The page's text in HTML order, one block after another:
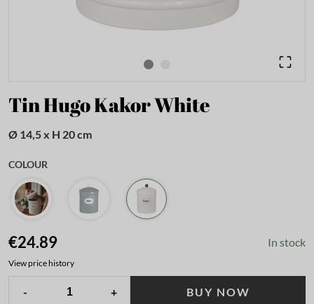
Tin Hugo Kakor White
Ø 14,5 x H 20 cm
COLOUR
€24.89 In stock
View price history
- + BUY NOW